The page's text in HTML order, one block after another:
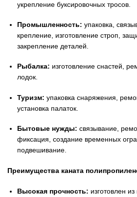
укрепление буксировочных тросов.
Промышленность: упаковка,
крепление, изготовление строп,
закрепление деталей.
Рыбалка: изготовление снастей,
лодок.
Туризм: упаковка снаряжения,
установка палаток.
Бытовые нужды: связывание,
фиксация, создание временных
подвешивание.
Преимущества каната
Высокая прочность: изготовлен